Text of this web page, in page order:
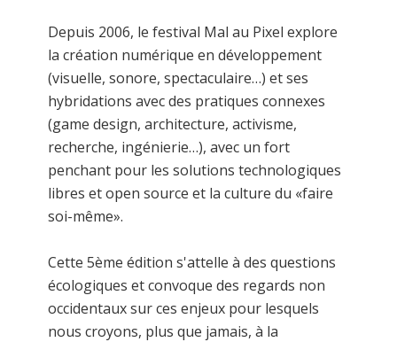
Depuis 2006, le festival Mal au Pixel explore
la création numérique en développement
(visuelle, sonore, spectaculaire…) et ses
hybridations avec des pratiques connexes
(game design, architecture, activisme,
recherche, ingénierie…), avec un fort
penchant pour les solutions technologiques
libres et open source et la culture du «faire
soi-même».
Cette 5ème édition s'attelle à des questions
écologiques et convoque des regards non
occidentaux sur ces enjeux pour lesquels
nous croyons, plus que jamais, à la